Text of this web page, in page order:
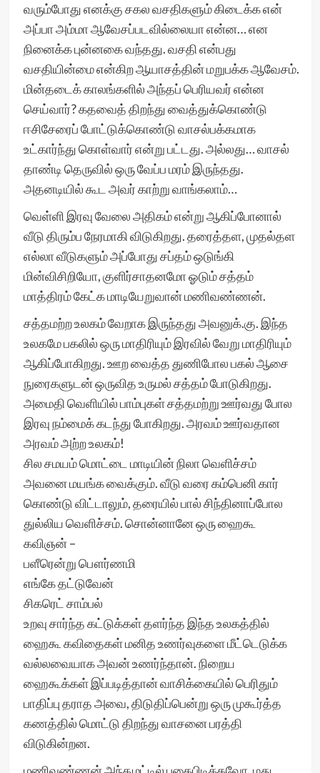
வரும்போது எனக்கு சகல வசதிகளும் கிடைக்க என்
அப்பா அம்மா ஆவேசப்படவில்லையா என்ன… என
நினைக்க புன்னகை வந்தது. வசதி என்பது
வசதியின்மை என்கிற ஆயாசத்தின் மறுபக்க ஆவேசம்.
மின்தடைக் காலங்களில் அந்தப் பெரியவர் என்ன
செய்வார்? கதவைத் திறந்து வைத்துக்கொண்டு
ஈசிசேரைப் போட்டுக்கொண்டு வாசல்பக்கமாக
உட்கார்ந்து கொள்வார் என்று பட்டது. அல்லது… வாசல்
தாண்டி தெருவில் ஒரு வேப்ப மரம் இருந்தது.
அதனடியில் கூட அவர் காற்று வாங்கலாம்…
வெள்ளி இரவு வேலை அதிகம் என்று ஆகிப்போனால்
வீடு திரும்ப நேரமாகி விடுகிறது. தரைத்தள, முதல்தள
எல்லா வீடுகளும் அப்போது சப்தம் ஒடுங்கி
மின்விசிறியோ, குளிர்சாதனமோ ஓடும் சத்தம்
மாத்திரம் கேட்க மாடியேறுவான் மணிவண்ணன்.
சத்தமற்ற உலகம் வேறாக இருந்தது அவனுக்.கு. இந்த
உலகமே பகலில் ஒரு மாதிரியும் இரவில் வேறு மாதிரியும்
ஆகிப்போகிறது. ஊற வைத்த துணிபோல பகல் ஆசை
நுரைகளுடன் ஒருவித உருமல் சத்தம் போடுகிறது.
அமைதி வெளியில் பாம்புகள் சத்தமற்று ஊர்வது போல
இரவு நம்மைக் கடந்து போகிறது. அரவம் ஊர்வதான
அரவம் அற்ற உலகம்!
சில சமயம் மொட்டை மாடியின் நிலா வெளிச்சம்
அவனை மயங்க வைக்கும். வீடு வரை கம்பெனி கார்
கொண்டு விட்டாலும், தரையில் பால் சிந்தினாப்போல
துல்லிய வெளிச்சம். சொன்னானே ஒரு ஹைகூ
கவிஞன் –
பளீரென்று பௌர்ணமி
எங்கே தட்டுவேன்
சிகரெட் சாம்பல்
உறவு சார்ந்த கட்டுக்கள் தளர்ந்த இந்த உலகத்தில்
ஹைகூ கவிதைகள் மனித உணர்வுகளை மீட்டெடுக்க
வல்லவையாக அவன் உணர்ந்தான். நிறைய
ஹைகூக்கள் இப்படித்தான் வாசிக்கையில் பெரிதும்
பாதிப்பு தராத அவை, திடுதிப்பென்று ஒரு முகூர்த்த
கணத்தில் மொட்டு திறந்து வாசனை பரத்தி
விடுகின்றன.